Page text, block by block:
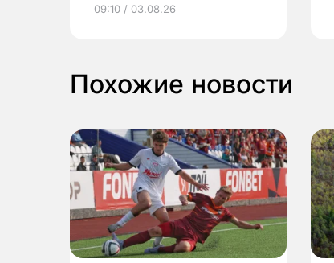
выиграть призы
09:10 / 03.08.26
Похожие новости